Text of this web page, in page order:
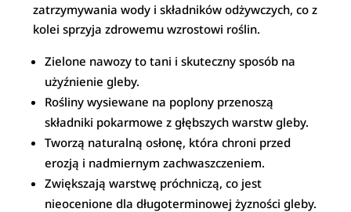
zatrzymywania wody i składników odżywczych, co z
kolei sprzyja zdrowemu wzrostowi roślin.
Zielone nawozy to tani i skuteczny sposób na
użyźnienie gleby.
Rośliny wysiewane na poplony przenoszą
składniki pokarmowe z głębszych warstw gleby.
Tworzą naturalną osłonę, która chroni przed
erozją i nadmiernym zachwaszczeniem.
Zwiększają warstwę próchniczą, co jest
nieocenione dla długoterminowej żyzności gleby.